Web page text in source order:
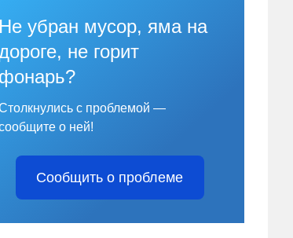
Не убран мусор, яма на
не горит
фонарь?
с проблемой —
о ней!
Сообщить о проблеме